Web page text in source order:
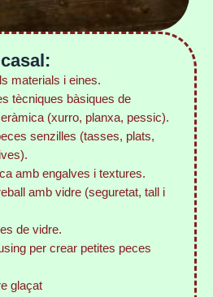
materials i eines.
tècniques bàsiques de
(xurro, planxa, pessic).
senzilles (tasses, plats,
amb engalves i textures.
amb vidre (seguretat, tall i
de vidre.
per crear petites peces
glaçat